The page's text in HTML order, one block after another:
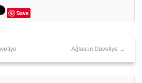
Save
Ağlasun Davetiye →